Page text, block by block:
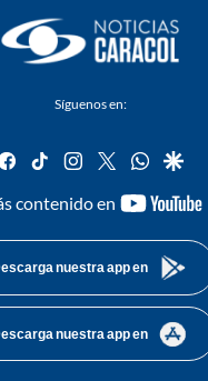
Síguenos en:
facebook
tiktok instagram
twitter
contenido en
nuestra app en
nuestra app en